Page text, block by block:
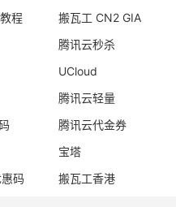
程
搬瓦工 CN2 GIA
腾讯云秒杀
UCloud
腾讯云轻量
腾讯云代金券
宝塔
码 搬瓦工香港